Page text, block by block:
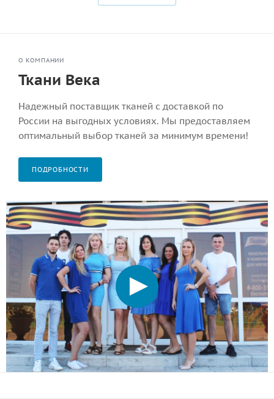
О КОМПАНИИ
Ткани Века
Надежный поставщик тканей с доставкой по
России на выгодных условиях. Мы предоставляем
оптимальный выбор тканей за минимум времени!
ПОДРОБНОСТИ